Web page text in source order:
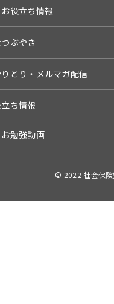
役立ち情報
ぶやき
とり・メルマガ配信
ち情報
勉強動画
© 2022 社会保